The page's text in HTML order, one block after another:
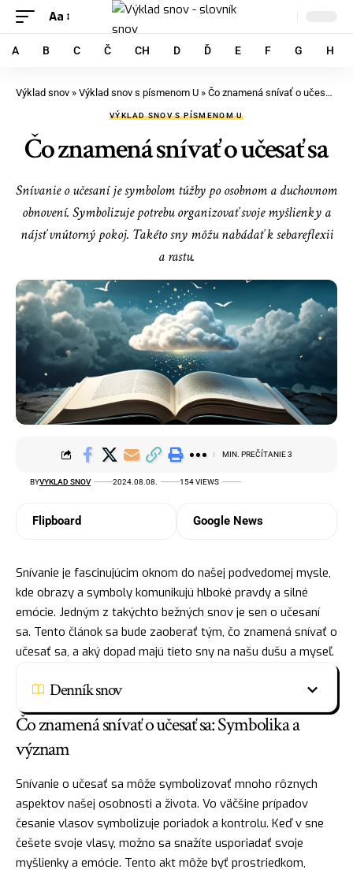
Aa
A B C Č CH D Ď E F G H
Výklad snov » Výklad snov s písmenom U » Čo znamená snívať o učesať sa
VÝKLAD SNOV S PÍSMENOM U
Čo znamená snívať o učesať sa
Snívanie o učesaní je symbolom túžby po osobnom a duchovnom
obnovení. Symbolizuje potrebu organizovať svoje myšlienky a
nájsť vnútorný pokoj. Takéto sny môžu nabádať k sebareflexii
a rastu.
BYVYKLAD SNOV 2024.08.08. 154 VIEWS
MIN. PREČÍTANIE 3
Flipboard Google News
Snívanie je fascinujúcim oknom do našej podvedomej mysle,
kde obrazy a symboly komunikujú hlboké pravdy a silné
emócie. Jedným z takýchto bežných snov je sen o učesaní
sa. Tento článok sa bude zaoberať tým, čo znamená snívať o
učesať sa, a aký dopad majú tieto sny na našu dušu a myseľ.
Denník snov
Čo znamená snívať o učesať sa: Symbolika a
význam
Snívanie o učesať sa môže symbolizovať mnoho rôznych
aspektov našej osobnosti a života. Vo väčšine prípadov
česanie vlasov symbolizuje poriadok a kontrolu. Keď v sne
češete svoje vlasy, možno sa snažíte usporiadať svoje
myšlienky a emócie. Tento akt môže byť prostriedkom,